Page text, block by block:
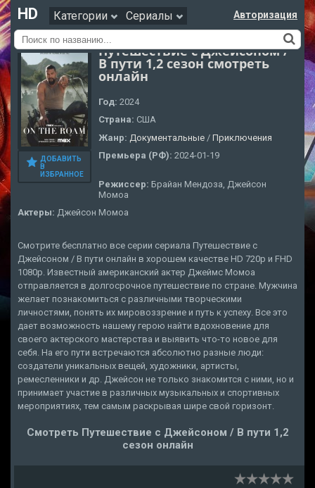
HD Категории Сериалы Авторизация
ДОБАВИТЬ
В
ИЗБРАННОЕ
Путешествие с Джейсоном /
В пути 1,2 сезон смотреть
онлайн
Год: 2024
Страна: США
Жанр: Документальные / Приключения
Премьера (РФ): 2024-01-19
Режиссер: Брайан Мендоза, Джейсон
Момоа
Актеры: Джейсон Момоа
Смотрите бесплатно все серии сериала Путешествие с
Джейсоном / В пути онлайн в хорошем качестве HD 720p и FHD
1080p. Известный американский актер Джеймс Момоа
отправляется в долгосрочное путешествие по стране. Мужчина
желает познакомиться с различными творческими
личностями, понять их мировоззрение и путь к успеху. Все это
дает возможность нашему герою найти вдохновение для
своего актерского мастерства и выявить что-то новое для
себя. На его пути встречаются абсолютно разные люди:
создатели уникальных вещей, художники, артисты,
ремесленники и др. Джейсон не только знакомится с ними, но и
принимает участие в различных музыкальных и спортивных
мероприятиях, тем самым раскрывая шире свой горизонт.
Смотреть Путешествие с Джейсоном / В пути 1,2
сезон онлайн